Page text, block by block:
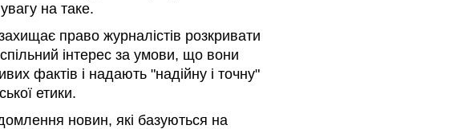
на таке.
право журналістів розкривати
інтерес за умови, що вони
фактів і надають "надійну і точну"
етики.
новин, які базуються на